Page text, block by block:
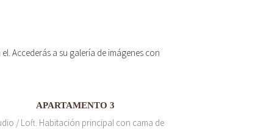
Accederás a su galería de imágenes con
APARTAMENTO 3
/ Loft. Habitación principal con cama de